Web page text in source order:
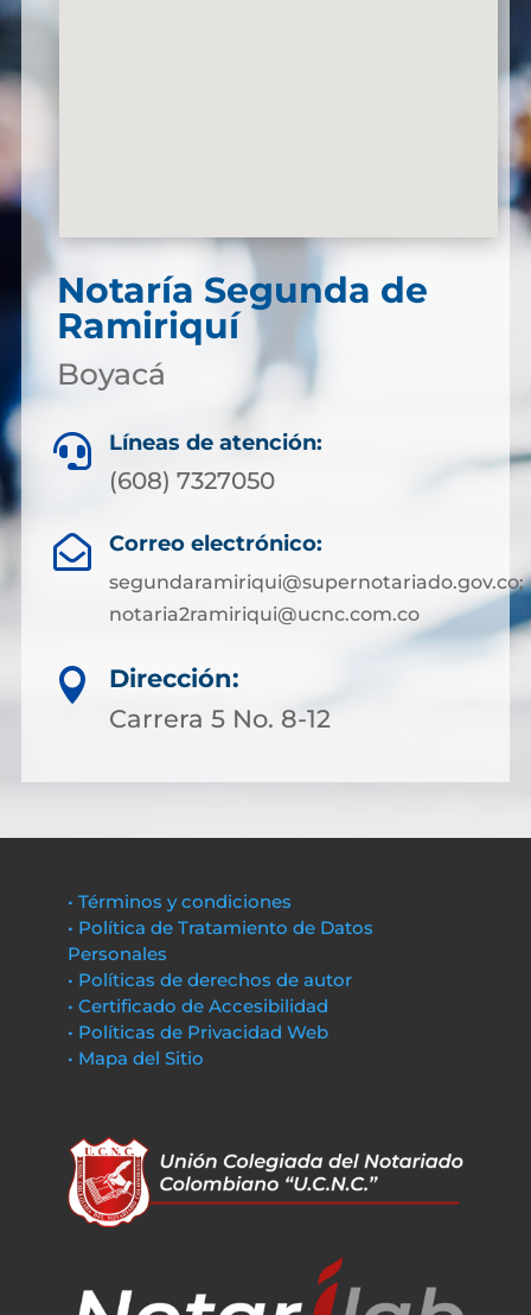
Notaría Segunda de
Ramiriquí
Boyacá
 Líneas de atención:
(608) 7327050
 Correo electrónico:
segundaramiriqui@supernotariado.gov.co;
notaria2ramiriqui@ucnc.com.co

Dirección:
Carrera 5 No. 8-12
• Términos y condiciones
• Política de Tratamiento de Datos
Personales
• Políticas de derechos de autor
• Certificado de Accesibilidad
• Políticas de Privacidad Web
• Mapa del Sitio